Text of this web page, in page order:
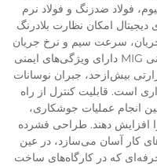
فولاد ضدزنگ و فولاد نرم
امکان نظارت بلادرنگ
جریان، سرعت سیم و نرخ جریان
گاز را فراهم می‌کنند. جوشکار پالسی چینی MIG دارای ویژگی‌های ایمنی
بیش‌ازحد، جبران نوسانات
است. قابلیت کنترل از راه
انجام عملیات جوشکاری،
افزایش دهند. طراحی فشرده
کار آسان می‌سازد، در عین
که در کارگاه‌های ساخت